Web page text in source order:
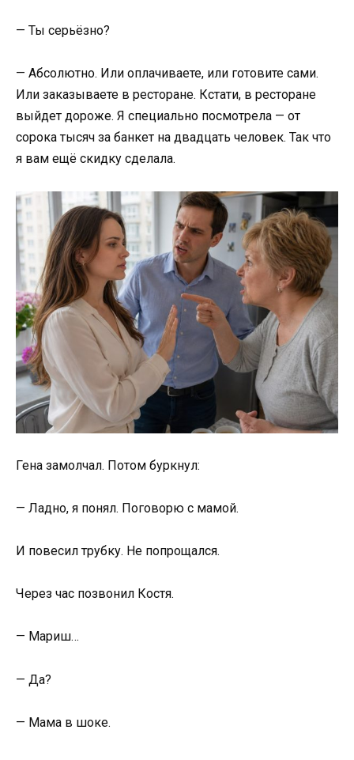
— Ты серьёзно?
— Абсолютно. Или оплачиваете, или готовите сами.
Или заказываете в ресторане. Кстати, в ресторане
выйдет дороже. Я специально посмотрела — от
сорока тысяч за банкет на двадцать человек. Так что
я вам ещё скидку сделала.
Гена замолчал. Потом буркнул:
— Ладно, я понял. Поговорю с мамой.
И повесил трубку. Не попрощался.
Через час позвонил Костя.
— Мариш…
— Да?
— Мама в шоке.